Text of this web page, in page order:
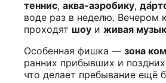
теннис, аква-аэробику,
воде раз в неделю. Вечером
проходят шоу и живая
Особенная фишка — зона
ранних прибывших и
что делает пребывание ещё